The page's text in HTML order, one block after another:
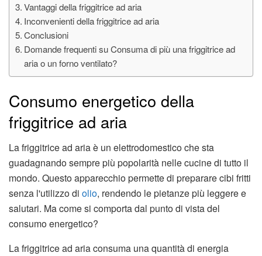
Vantaggi della friggitrice ad aria
Inconvenienti della friggitrice ad aria
Conclusioni
Domande frequenti su Consuma di più una friggitrice ad
aria o un forno ventilato?
Consumo energetico della
friggitrice ad aria
La friggitrice ad aria è un elettrodomestico che sta
guadagnando sempre più popolarità nelle cucine di tutto il
mondo. Questo apparecchio permette di preparare cibi fritti
senza l'utilizzo di olio, rendendo le pietanze più leggere e
salutari. Ma come si comporta dal punto di vista del
consumo energetico?
La friggitrice ad aria consuma una quantità di energia